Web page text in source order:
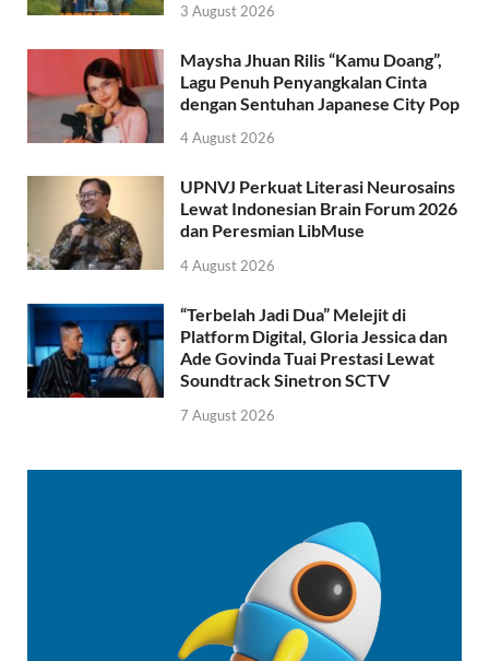
3 August 2026
Maysha Jhuan Rilis “Kamu Doang”,
Lagu Penuh Penyangkalan Cinta
dengan Sentuhan Japanese City Pop
4 August 2026
UPNVJ Perkuat Literasi Neurosains
Lewat Indonesian Brain Forum 2026
dan Peresmian LibMuse
4 August 2026
“Terbelah Jadi Dua” Melejit di
Platform Digital, Gloria Jessica dan
Ade Govinda Tuai Prestasi Lewat
Soundtrack Sinetron SCTV
7 August 2026